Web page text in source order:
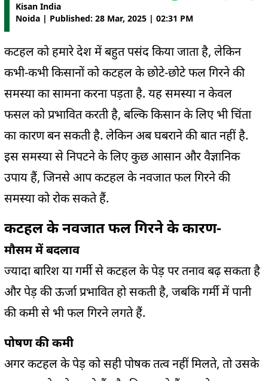
Kisan India
Noida | Published: 28 Mar, 2025 | 02:31 PM
कटहल को हमारे देश में बहुत पसंद किया जाता है, लेकिन
कभी-कभी किसानों को कटहल के छोटे-छोटे फल गिरने की
समस्या का सामना करना पड़ता है. यह समस्या न केवल
फसल को प्रभावित करती है, बल्कि किसान के लिए भी चिंता
का कारण बन सकती है. लेकिन अब घबराने की बात नहीं है.
इस समस्या से निपटने के लिए कुछ आसान और वैज्ञानिक
उपाय हैं, जिनसे आप कटहल के नवजात फल गिरने की
समस्या को रोक सकते हैं.
कटहल के नवजात फल गिरने के कारण-
मौसम में बदलाव
ज्यादा बारिश या गर्मी से कटहल के पेड़ पर तनाव बढ़ सकता है
और पेड़ की ऊर्जा प्रभावित हो सकती है, जबकि गर्मी में पानी
की कमी से भी फल गिरने लगते हैं.
पोषण की कमी
अगर कटहल के पेड़ को सही पोषक तत्व नहीं मिलते, तो उसके